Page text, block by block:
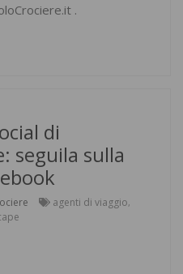
.
di
seguila sulla
agenti di viaggio,